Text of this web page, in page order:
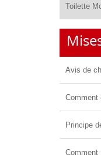
Toilette
Avis de
Comment
Principe
Comment